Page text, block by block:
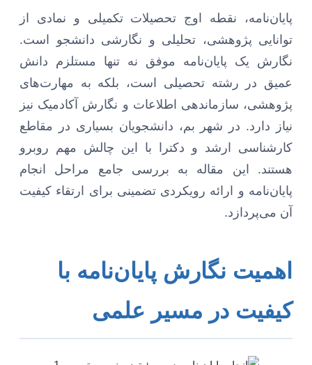
پایان‌نامه، نقطه اوج تحصیلات تکمیلی و نمادی از
توانایی پژوهشی، تحلیلی و نگارشی دانشجو است.
نگارش یک پایان‌نامه موفق نه تنها مستلزم دانش
عمیق در رشته تحصیلی است، بلکه به مهارت‌های
پژوهشی، سازماندهی اطلاعات و نگارش آکادمیک نیز
نیاز دارد. در شهر بم، دانشجویان بسیاری در مقاطع
کارشناسی ارشد و دکترا با این چالش مهم روبرو
هستند. این مقاله به بررسی جامع مراحل انجام
پایان‌نامه و ارائه رویکردی تضمینی برای ارتقاء کیفیت
آن می‌پردازد.
اهمیت نگارش پایان‌نامه با
کیفیت در مسیر علمی